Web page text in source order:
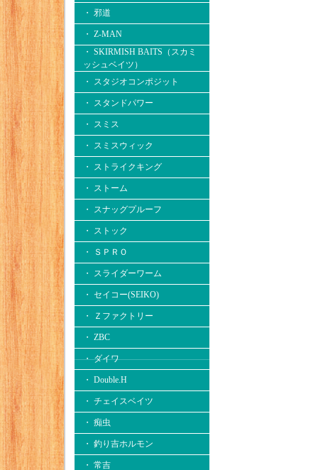
・ 邪道
・ Z-MAN
・ SKIRMISH BAITS（スカミ
ッシュベイツ）
・ スタジオコンポジット
・ スタンドパワー
・ スミス
・ スミスウィック
・ ストライクキング
・ ストーム
・ スナッグプルーフ
・ ストック
・ ＳＰＲＯ
・ スライダーワーム
・ セイコー(SEIKO)
・ Ｚファクトリー
・ ZBC
・ ダイワ
・ Double.H
・ チェイスベイツ
・ 痴虫
・ 釣り吉ホルモン
・ 常吉